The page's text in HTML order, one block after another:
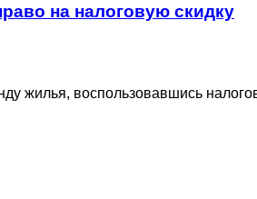
на налоговую скидку
жилья, воспользовавшись